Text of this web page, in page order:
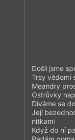
Došli jsme
Trsy vědomí
Meandry
Ostrůvky
Díváme se
Její
nitkami
Když do ní